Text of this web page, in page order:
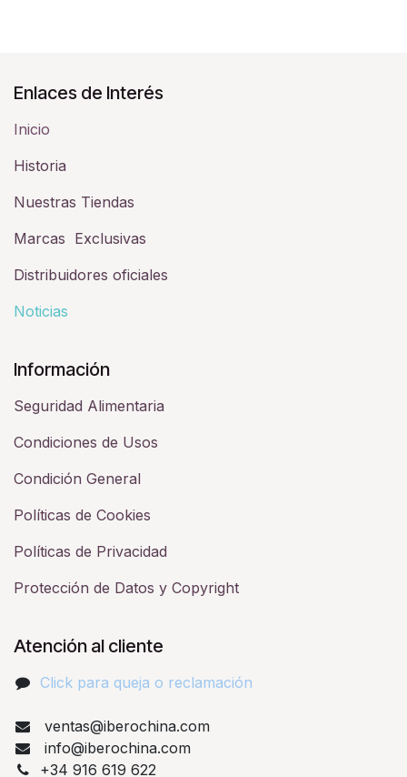
Enlaces de Interés
Inicio
Historia​
Nuestras Tiendas
Marcas Exclusivas
Distribuidores oficiales
Noticias
Información
Seguridad Alimentaria
Condiciones de Usos
Condición General
Políticas de Cookies
Políticas de Privacidad
Protección de Datos y Copyright
Atención al cliente
Click para queja o reclamación​
ventas@iberochina.com
info@iberochina.com
+34 916 619 622